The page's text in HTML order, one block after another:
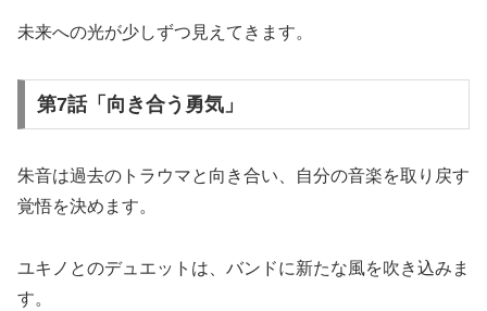
未来への光が少しずつ見えてきます。
第7話「向き合う勇気」
朱音は過去のトラウマと向き合い、自分の音楽を取り戻す
覚悟を決めます。
ユキノとのデュエットは、バンドに新たな風を吹き込みま
す。